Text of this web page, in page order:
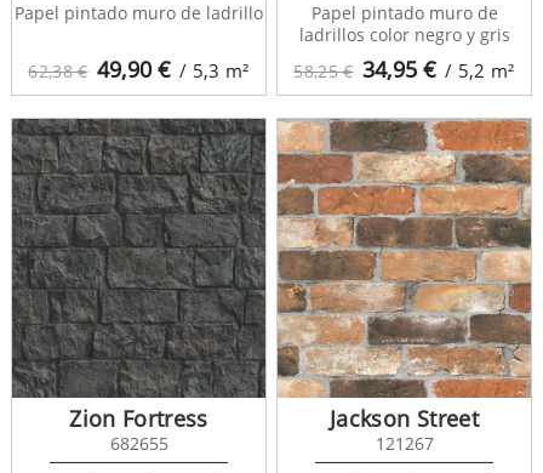
62,38 € 49,90€ / 5,3 m²
Papel pintado muro de ladrillo
58,25 € 34,95 € / 5,2 m²
Papel pintado muro de
ladrillos color negro y gris
Zion Fortress
682655
Jackson Street
121267